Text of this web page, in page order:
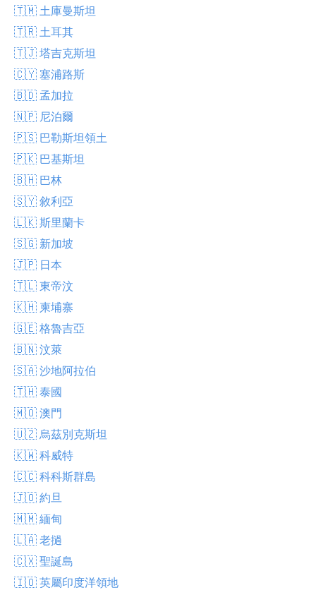
🇹🇲 土庫曼斯坦
🇹🇷 土耳其
🇹🇯 塔吉克斯坦
🇨🇾 塞浦路斯
🇧🇩 孟加拉
🇳🇵 尼泊爾
🇵🇸 巴勒斯坦領土
🇵🇰 巴基斯坦
🇧🇭 巴林
🇸🇾 敘利亞
🇱🇰 斯里蘭卡
🇸🇬 新加坡
🇯🇵 日本
🇹🇱 東帝汶
🇰🇭 柬埔寨
🇬🇪 格魯吉亞
🇧🇳 汶萊
🇸🇦 沙地阿拉伯
🇹🇭 泰國
🇲🇴 澳門
🇺🇿 烏茲別克斯坦
🇰🇼 科威特
🇨🇨 科科斯群島
🇯🇴 約旦
🇲🇲 緬甸
🇱🇦 老撾
🇨🇽 聖誕島
🇮🇴 英屬印度洋領地